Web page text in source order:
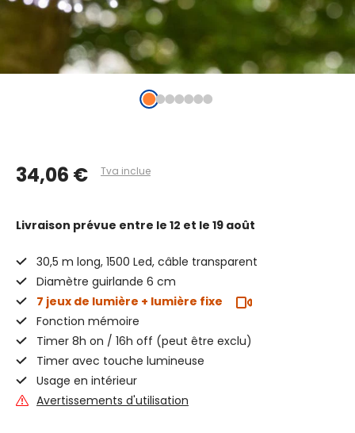
34,06 € Tva inclue
Livraison prévue entre le 12 et le 19 août
30,5 m long, 1500 Led, câble transparent
Diamètre guirlande 6 cm
7 jeux de lumière + lumière fixe
Fonction mémoire
Timer 8h on / 16h off (peut être exclu)
Timer avec touche lumineuse
Usage en intérieur
Avertissements d'utilisation